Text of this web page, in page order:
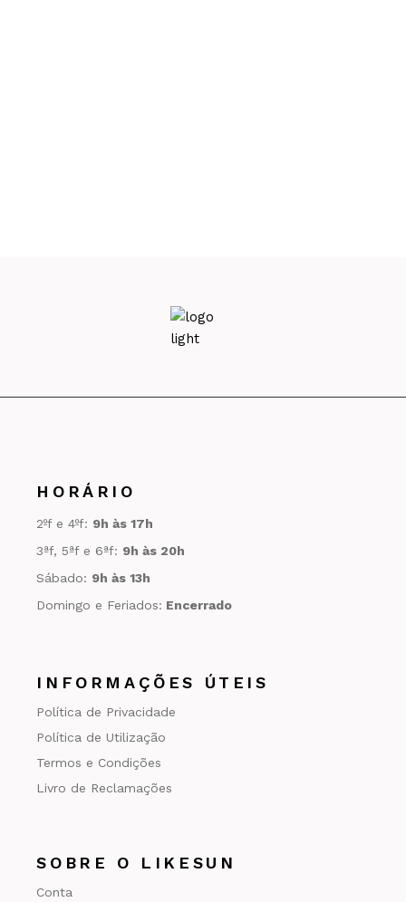
HORÁRIO
2ºf e 4ºf: 9h às 17h
3ªf, 5ªf e 6ªf: 9h às 20h
Sábado: 9h às 13h
Domingo e Feriados: Encerrado
INFORMAÇÕES ÚTEIS
Política de Privacidade
Política de Utilização
Termos e Condições
Livro de Reclamações
SOBRE O LIKESUN
Conta